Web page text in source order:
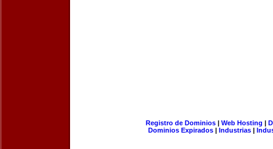
Registro de Dominios| Web Hosting |
Dominios Expirados | Industrias |